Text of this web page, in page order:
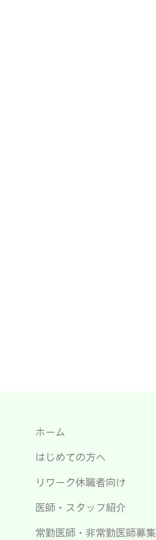
ホーム
はじめての方へ
リワーク休職者向け
医師・スタッフ紹介
常勤医師・非常勤医師募集